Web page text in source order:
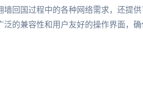
回国过程中的各种网络需求，还提供
的兼容性和用户友好的操作界面，